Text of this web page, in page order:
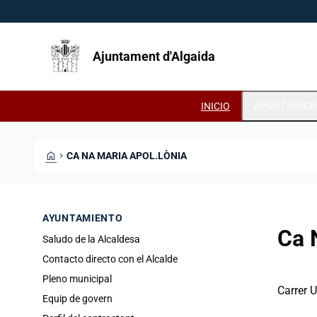
Ajuntament d'Algaida
INICIO
HOME CHEVRON_RIGHT CA NA MARIA APOL.LÒNIA
AYUNTAMIENTO
Saludo de la Alcaldesa
Contacto directo con el Alcalde
Pleno municipal
Equip de govern
Ca
Carrer